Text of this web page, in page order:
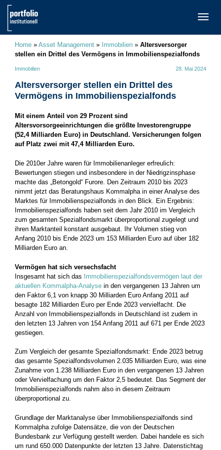
Home » Asset Management » Immobilien » Altersversorger
stellen ein Drittel des Vermögens in Immobilienspezialfonds
Immobilien 28. Mai 2024
Altersversorger stellen ein Drittel des
Vermögens in Immobilienspezialfonds
Mit einem Anteil von 29 Prozent sind
Altersvorsorgeeinrichtungen die größte Investorengruppe
(52,4 Milliarden Euro) in Deutschland. Versicherungen folgen
auf Platz zwei mit 47,4 Milliarden Euro.
Die 2010er Jahre waren für Immobilienanleger erfreulich:
Bewertungen stiegen und insbesondere in der Niedrigzinsphase
machte das „Betongold“ Furore. Den Zeitraum 2010 bis 2023
nimmt jetzt das Beratungshaus Kommalpha in einer Analyse des
Marktes für Immobilienspezialfonds in den Blick. Ein Ergebnis:
Immobilienspezialfonds haben seit dem Jahr 2010 im Vergleich
zum gesamten Spezialfondsmarkt überproportional zugelegt und
ihren Marktanteil konstant ausgebaut. Ihr Volumen stieg von
Anfang 2010 bis Ende 2023 um 153 Milliarden Euro auf über 182
Milliarden Euro an.
Vermögen hat sich versechsfacht
Insgesamt hat sich das Immobilienspezialfondsvermögen laut der
aktuellen Kommalpha-Analyse in den vergangenen 13 Jahren um
den Faktor 6,1 von knapp 30 Milliarden Euro Anfang 2011 auf
besagte 182 Milliarden Euro per Ende 2023 vervielfacht. Die
Anzahl von Immobilienspezialfonds in Deutschland ist zudem in
den letzten 13 Jahren von 154 Anfang 2011 auf 671 per Ende 2023
gestiegen.
Zum Vergleich der gesamte Spezialfondsmarkt: Ende 2023 betrug
das gesamte Spezialfondsvolumen 2.035 Milliarden Euro, was eine
Zunahme von 1.238 Milliarden Euro in den vergangenen 13 Jahren
oder Vervielfachung um den Faktor 2,5 bedeutet. Das Segment der
Immobilienspezialfonds nahm also in diesem Zeitraum
überproportional zu.
Grundlage der Marktanalyse über Immobilienspezialfonds sind
Kommalpha zufolge Datensätze, die von der Deutschen
Bundesbank zur Verfügung gestellt werden. Dabei handele es sich
um rund 650.000 Datenpunkte der letzten 13 Jahre. Datenstichtag